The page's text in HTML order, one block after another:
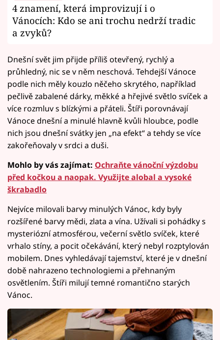
4 znamení, která improvizují i o
Vánocích: Kdo se ani trochu nedrží tradic
a zvyků?
Dnešní svět jim přijde příliš otevřený, rychlý a
průhledný, nic se v něm neschová. Tehdejší Vánoce
podle nich měly kouzlo něčeho skrytého, například
pečlivě zabalené dárky, měkké a hřejivé světlo svíček a
více rozmluv s blízkými a přáteli. Štíři porovnávají
Vánoce dnešní a minulé hlavně kvůli hloubce, podle
nich jsou dnešní svátky jen „na efekt“ a tehdy se více
zakořeňovaly v srdci a duši.
Mohlo by vás zajímat: Ochraňte vánoční výzdobu
před kočkou a naopak. Využijte alobal a vysoké
škrabadlo
Nejvíce milovali barvy minulých Vánoc, kdy byly
rozšířené barvy mědi, zlata a vína. Užívali si pohádky s
mysteriózní atmosférou, večerní světlo svíček, které
vrhalo stíny, a pocit očekávání, který nebyl rozptylován
mobilem. Dnes vyhledávají tajemství, které je v dnešní
době nahrazeno technologiemi a přehnaným
osvětlením. Štíři milují temné romantično starých
Vánoc.